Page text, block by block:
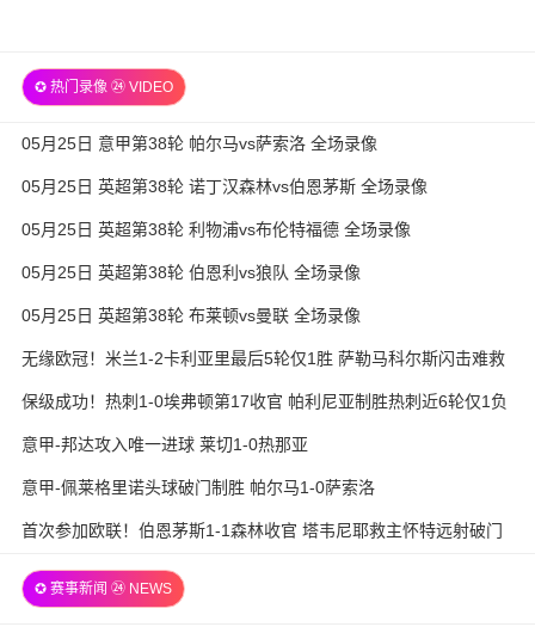
✪ 热门录像 ㉔ VIDEO
05月25日 意甲第38轮 帕尔马vs萨索洛 全场录像
05月25日 英超第38轮 诺丁汉森林vs伯恩茅斯 全场录像
05月25日 英超第38轮 利物浦vs布伦特福德 全场录像
05月25日 英超第38轮 伯恩利vs狼队 全场录像
05月25日 英超第38轮 布莱顿vs曼联 全场录像
无缘欧冠！米兰1-2卡利亚里最后5轮仅1胜 萨勒马科尔斯闪击难救
主
保级成功！热刺1-0埃弗顿第17收官 帕利尼亚制胜热刺近6轮仅1负
意甲-邦达攻入唯一进球 莱切1-0热那亚
意甲-佩莱格里诺头球破门制胜 帕尔马1-0萨索洛
首次参加欧联！伯恩茅斯1-1森林收官 塔韦尼耶救主怀特远射破门
✪ 赛事新闻 ㉔ NEWS